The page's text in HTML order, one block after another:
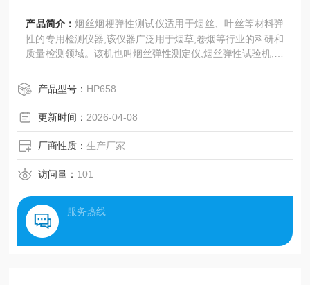
产品简介：烟丝烟梗弹性测试仪适用于烟丝、叶丝等材料弹
性的专用检测仪器,该仪器广泛用于烟草,卷烟等行业的科研和
质量检测领域。该机也叫烟丝弹性测定仪,烟丝弹性试验机,烟
产品型号： HP658
更新时间： 2026-04-08
厂商性质：生产厂家
访问量： 101
服务热线